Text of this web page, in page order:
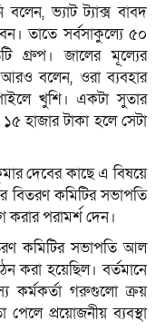
ভ্যাট ট্যাক্স বাবদ
তাতে সর্বসাকুল্যে ৫০
গ্রুপ। জালের মূল্যের
বলেন, ওরা ব্যবহার
খুশি। একটা সুতার
হাজার টাকা হলে সেটা
দেবের কাছে এ বিষয়ে
বিতরণ কমিটির সভাপতি
করার পরামর্শ দেন।
কমিটির সভাপতি আল
করা হয়েছিল। বর্তমানে
কর্মকর্তা গরুগুলো ক্রয়
প্রয়োজনীয় ব্যবস্থা